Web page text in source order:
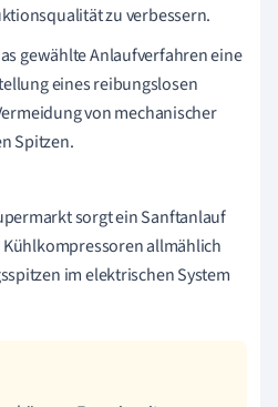
zu verbessern.
gewählte Anlaufverfahren eine
eines reibungslosen
von mechanischer
Spitzen.
sorgt ein Sanftanlauf
allmählich
im elektrischen System